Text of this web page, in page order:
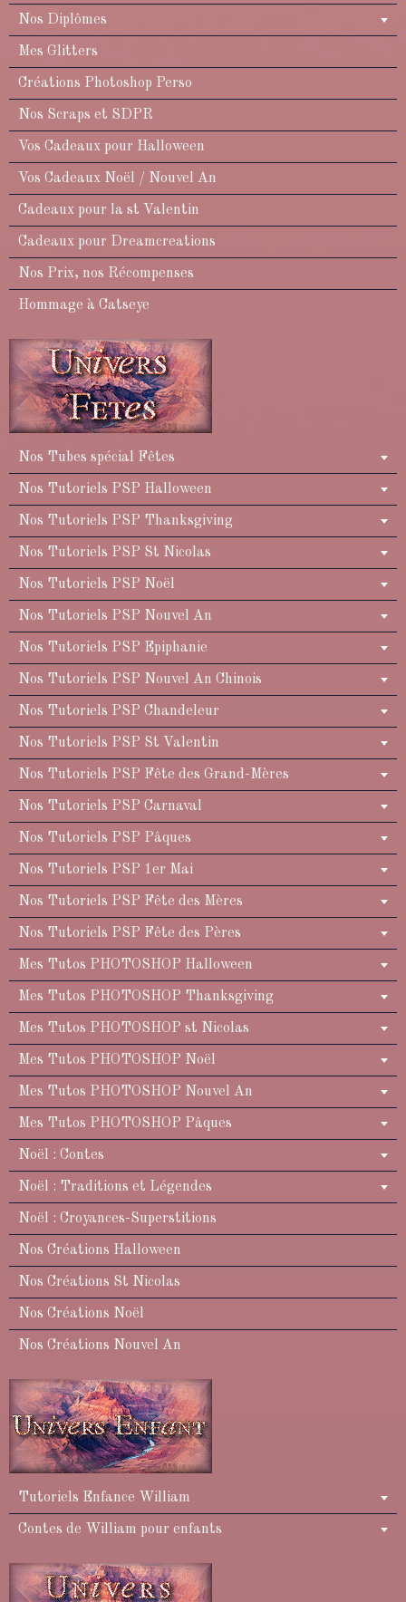
Nos Diplômes
Mes Glitters
Créations Photoshop Perso
Nos Scraps et SDPR
Vos Cadeaux pour Halloween
Vos Cadeaux Noël / Nouvel An
Cadeaux pour la st Valentin
Cadeaux pour Dreamcreations
Nos Prix, nos Récompenses
Hommage à Catseye
Nos Tubes spécial Fêtes
Nos Tutoriels PSP Halloween
Nos Tutoriels PSP Thanksgiving
Nos Tutoriels PSP St Nicolas
Nos Tutoriels PSP Noël
Nos Tutoriels PSP Nouvel An
Nos Tutoriels PSP Epiphanie
Nos Tutoriels PSP Nouvel An Chinois
Nos Tutoriels PSP Chandeleur
Nos Tutoriels PSP St Valentin
Nos Tutoriels PSP Fête des Grand-Mères
Nos Tutoriels PSP Carnaval
Nos Tutoriels PSP Pâques
Nos Tutoriels PSP 1er Mai
Nos Tutoriels PSP Fête des Mères
Nos Tutoriels PSP Fête des Pères
Mes Tutos PHOTOSHOP Halloween
Mes Tutos PHOTOSHOP Thanksgiving
Mes Tutos PHOTOSHOP st Nicolas
Mes Tutos PHOTOSHOP Noël
Mes Tutos PHOTOSHOP Nouvel An
Mes Tutos PHOTOSHOP Pâques
Noël : Contes
Noël : Traditions et Légendes
Noël : Croyances-Superstitions
Nos Créations Halloween
Nos Créations St Nicolas
Nos Créations Noël
Nos Créations Nouvel An
Tutoriels Enfance William
Contes de William pour enfants